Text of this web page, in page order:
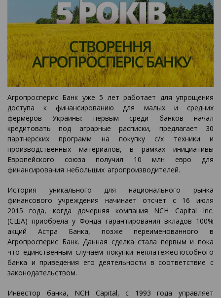
Агропросперис Банк уже 5 лет работает для упрощения
доступа к финансированию для малых и средних
фермеров Украины: первым среди банков начал
кредитовать под аграрные расписки, предлагает 30
партнерских программ на покупку с/х техники и
производственных материалов, в рамках инициативы
Европейского союза получил 10 млн евро для
финансирования небольших агропроизводителей.
История уникального для национального рынка
финансового учреждения начинает отсчет с 16 июля
2015 года, когда дочерняя компания NCH Capital Inc.
(США) приобрела у Фонда гарантирования вкладов 100%
акций Астра Банка, позже переименованного в
Агропросперис Банк. Данная сделка стала первым и пока
что единственным случаем покупки неплатежеспособного
банка и приведения его деятельности в соответствие с
законодательством.
Инвестор банка, NCH Capital, с 1993 года управляет